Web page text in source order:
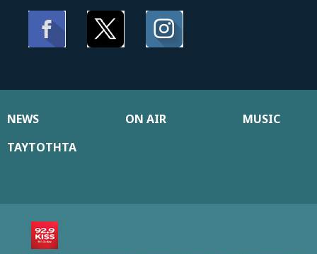
NEWS ON AIR
MUSIC
ΤΑΥΤΟΤΗΤΑ